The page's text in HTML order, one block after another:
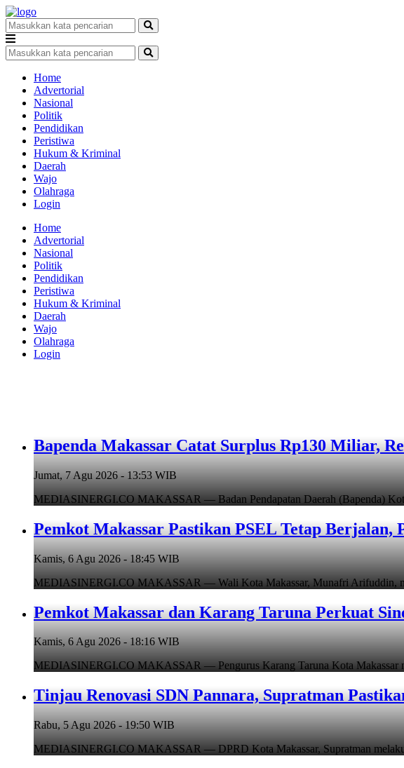
Home
Advertorial
Nasional
Politik
Pendidikan
Peristiwa
Hukum & Kriminal
Daerah
Wajo
Olahraga
Login
Home
Advertorial
Nasional
Politik
Pendidikan
Peristiwa
Hukum & Kriminal
Daerah
Wajo
Olahraga
Login
Bapenda Makassar Catat Surplus Rp130 Miliar,
Jumat, 7 Agu 2026 - 13:53 WIB
MEDIASINERGI.CO MAKASSAR — Badan Pendapatan Daerah (Bapenda)
Pemkot Makassar Pastikan PSEL Tetap Berjalan,
Kamis, 6 Agu 2026 - 18:45 WIB
MEDIASINERGI.CO MAKASSAR — Wali Kota Makassar, Munafri Arifuddin,
Pemkot Makassar dan Karang Taruna Perkuat
Kamis, 6 Agu 2026 - 18:16 WIB
MEDIASINERGI.CO MAKASSAR — Pengurus Karang Taruna Kota Makassar
Tinjau Renovasi SDN Pannara, Supratman
Rabu, 5 Agu 2026 - 19:50 WIB
MEDIASINERGI.CO MAKASSAR — DPRD Kota Makassar, Supratman